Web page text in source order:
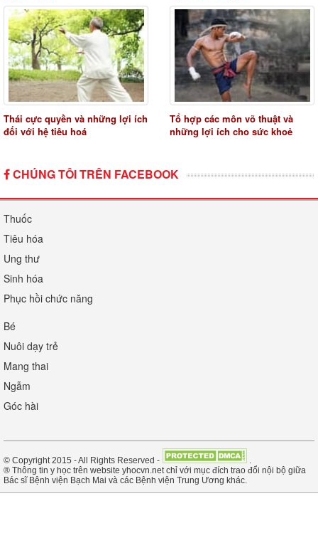
Thái cực quyền và những lợi ích
đối với hệ tiêu hoá
Tổ hợp các môn võ thuật và
những lợi ích cho sức khoẻ
CHÚNG TÔI TRÊN FACEBOOK
Thuốc
Tiêu hóa
Ung thư
Sinh hóa
Phục hồi chức năng
Bé
Nuôi dạy trẻ
Mang thai
Ngẫm
Góc hài
© Copyright 2015 - All Rights Reserved -
.
® Thông tin y học trên website yhocvn.net chỉ với mục đích trao đổi nội bộ giữa
Bác sĩ Bệnh viện Bạch Mai và các Bệnh viện Trung Ương khác.